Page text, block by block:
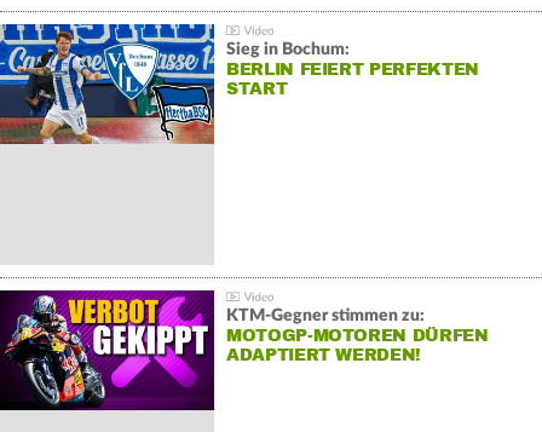
Sieg in Bochum:
BERLIN FEIERT PERFEKTEN
START
KTM-Gegner stimmen zu:
MOTOGP-MOTOREN DÜRFEN
ADAPTIERT WERDEN!